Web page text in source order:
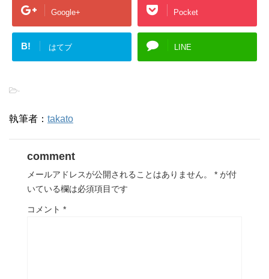
Google+ Pocket
B! はてブ LINE
-
執筆者： takato
comment
メールアドレスが公開されることはありません。 * が付
いている欄は必須項目です
コメント *